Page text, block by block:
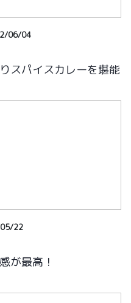
06/04
スパイスカレーを堪能
22
が最高！